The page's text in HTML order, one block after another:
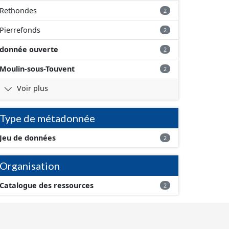
Rethondes 2
Pierrefonds 2
donnée ouverte 2
Moulin-sous-Touvent 2
Voir plus
Type de métadonnée
Jeu de données 2
Organisation
Catalogue des ressources 2